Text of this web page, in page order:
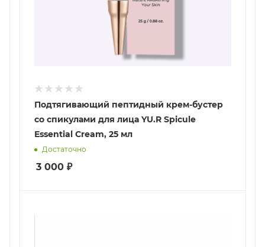
Подтягивающий пептидный крем-бустер
со спикулами для лица YU.R Spicule
Essential Cream, 25 мл
Достаточно
3 000 ₽